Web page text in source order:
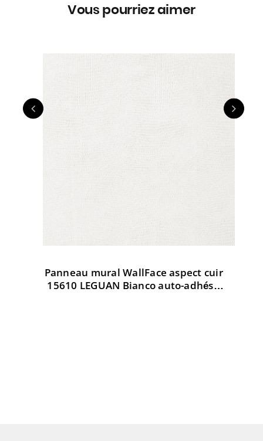
Vous pourriez aimer
Panneau mural WallFace aspect cuir
15610 LEGUAN Bianco auto-adhésif